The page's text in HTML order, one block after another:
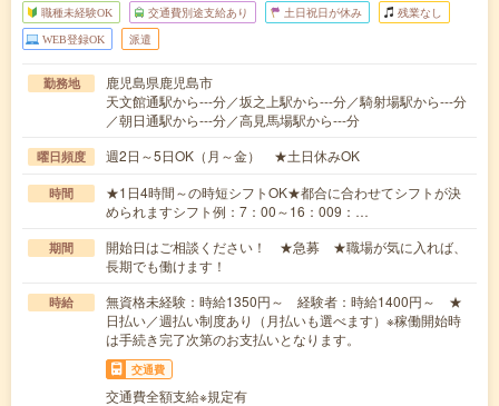
職種未経験OK 交通費別途支給あり 土日祝日が休み 残業なし
WEB登録OK 派遣
勤務地
鹿児島県鹿児島市
天文館通駅から---分／坂之上駅から---分／騎射場駅から---分
／朝日通駅から---分／高見馬場駅から---分
曜日頻度 週2日～5日OK（月～金） ★土日休みOK
時間
★1日4時間～の時短シフトOK★都合に合わせてシフトが決
められますシフト例：7：00～16：009：…
期間
開始日はご相談ください！ ★急募 ★職場が気に入れば、
長期でも働けます！
時給
無資格未経験：時給1350円～ 経験者：時給1400円～ ★
日払い／週払い制度あり（月払いも選べます）※稼働開始時
は手続き完了次第のお支払いとなります。
交通費
交通費全額支給※規定有